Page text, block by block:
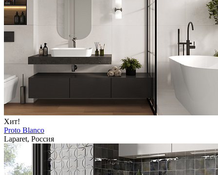
Хит!
Proto Blanco
Laparet, Россия